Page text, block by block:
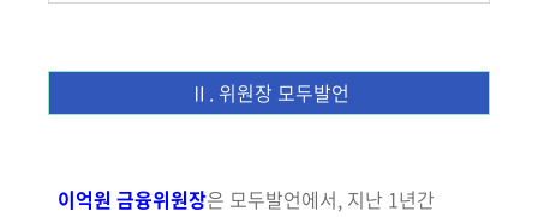
Ⅱ. 위원장 모두발언
이억원 금융위원장은 모두발언에서, 지난 1년간